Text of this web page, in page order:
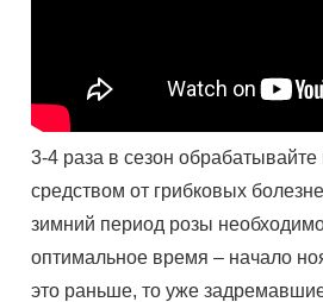
3-4 раза в сезон
средством от грибковых
зимний период розы
оптимальное время – начало
это раньше, то уже